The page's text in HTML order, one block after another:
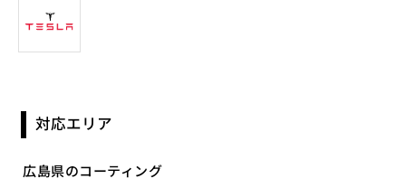
対応エリア
広島県のコーティング